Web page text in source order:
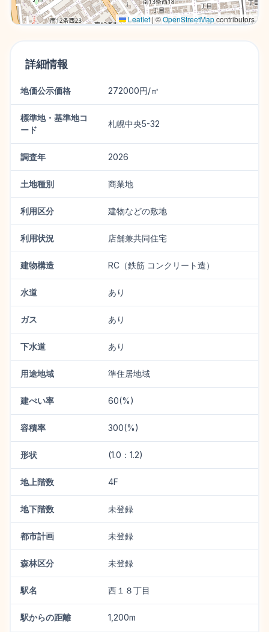
Leaflet | ©OpenStreetMapcontributors
詳細情報
地価公示価格 272000円/㎡
標準地・基準地コ
ード
札幌中央5-32
調査年 2026
土地種別 商業地
利用区分 建物などの敷地
利用状況 店舗兼共同住宅
建物構造 RC（鉄筋 コンクリート造）
水道 あり
ガス あり
下水道 あり
用途地域 準住居地域
建ぺい率 60(%)
容積率 300(%)
形状 (1.0：1.2)
地上階数 4F
地下階数 未登録
都市計画 未登録
森林区分 未登録
駅名 西１８丁目
駅からの距離 1,200m